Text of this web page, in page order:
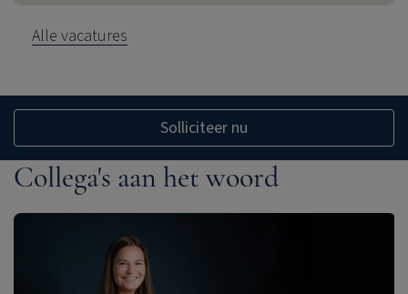
Alle vacatures
Solliciteer nu
Collega's aan het woord